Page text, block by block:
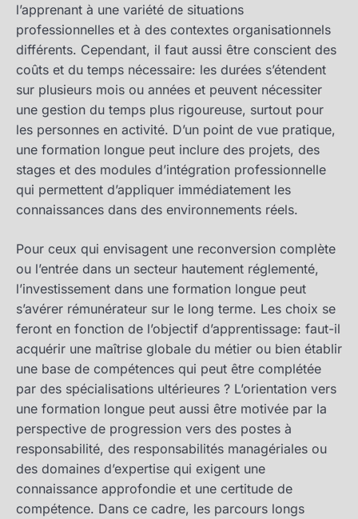
l’apprenant à une variété de situations
professionnelles et à des contextes organisationnels
différents. Cependant, il faut aussi être conscient des
coûts et du temps nécessaire: les durées s’étendent
sur plusieurs mois ou années et peuvent nécessiter
une gestion du temps plus rigoureuse, surtout pour
les personnes en activité. D’un point de vue pratique,
une formation longue peut inclure des projets, des
stages et des modules d’intégration professionnelle
qui permettent d’appliquer immédiatement les
connaissances dans des environnements réels.
Pour ceux qui envisagent une reconversion complète
ou l’entrée dans un secteur hautement réglementé,
l’investissement dans une formation longue peut
s’avérer rémunérateur sur le long terme. Les choix se
feront en fonction de l’objectif d’apprentissage: faut-il
acquérir une maîtrise globale du métier ou bien établir
une base de compétences qui peut être complétée
par des spécialisations ultérieures ? L’orientation vers
une formation longue peut aussi être motivée par la
perspective de progression vers des postes à
responsabilité, des responsabilités managériales ou
des domaines d’expertise qui exigent une
connaissance approfondie et une certitude de
compétence. Dans ce cadre, les parcours longs